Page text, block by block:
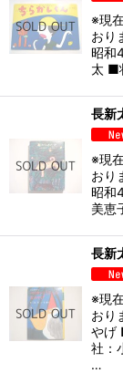
※現
おり
昭和
太 ■
長新
※現
おり
昭和
美恵
長新
※現
おり
やげ
社：
…